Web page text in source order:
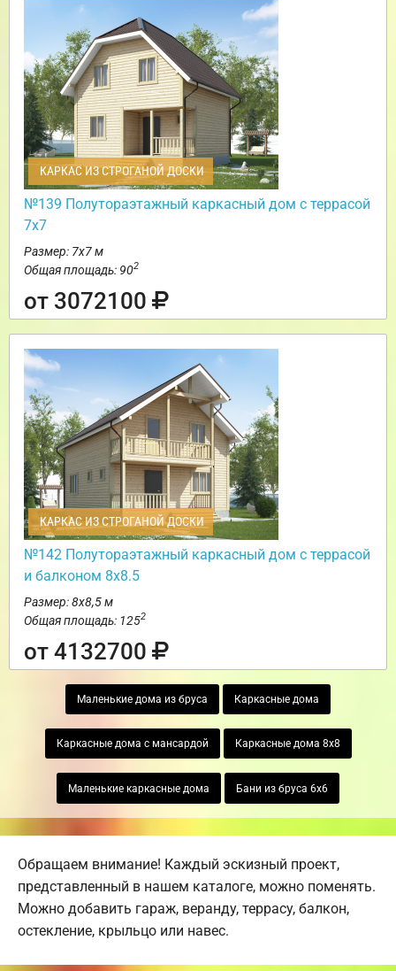
КАРКАС ИЗ СТРОГАНОЙ ДОСКИ
№139 Полутораэтажный каркасный дом с террасой
7х7
Размер: 7х7 м
Общая площадь: 902
от 3072100
КАРКАС ИЗ СТРОГАНОЙ ДОСКИ
№142 Полутораэтажный каркасный дом с террасой
и балконом 8х8.5
Размер: 8х8,5 м
Общая площадь: 1252
от 4132700
Маленькие дома из бруса Каркасные дома
Каркасные дома с мансардой Каркасные дома 8х8
Маленькие каркасные дома Бани из бруса 6х6
Обращаем внимание! Каждый эскизный проект,
представленный в нашем каталоге, можно поменять.
Можно добавить гараж, веранду, террасу, балкон,
остекление, крыльцо или навес.